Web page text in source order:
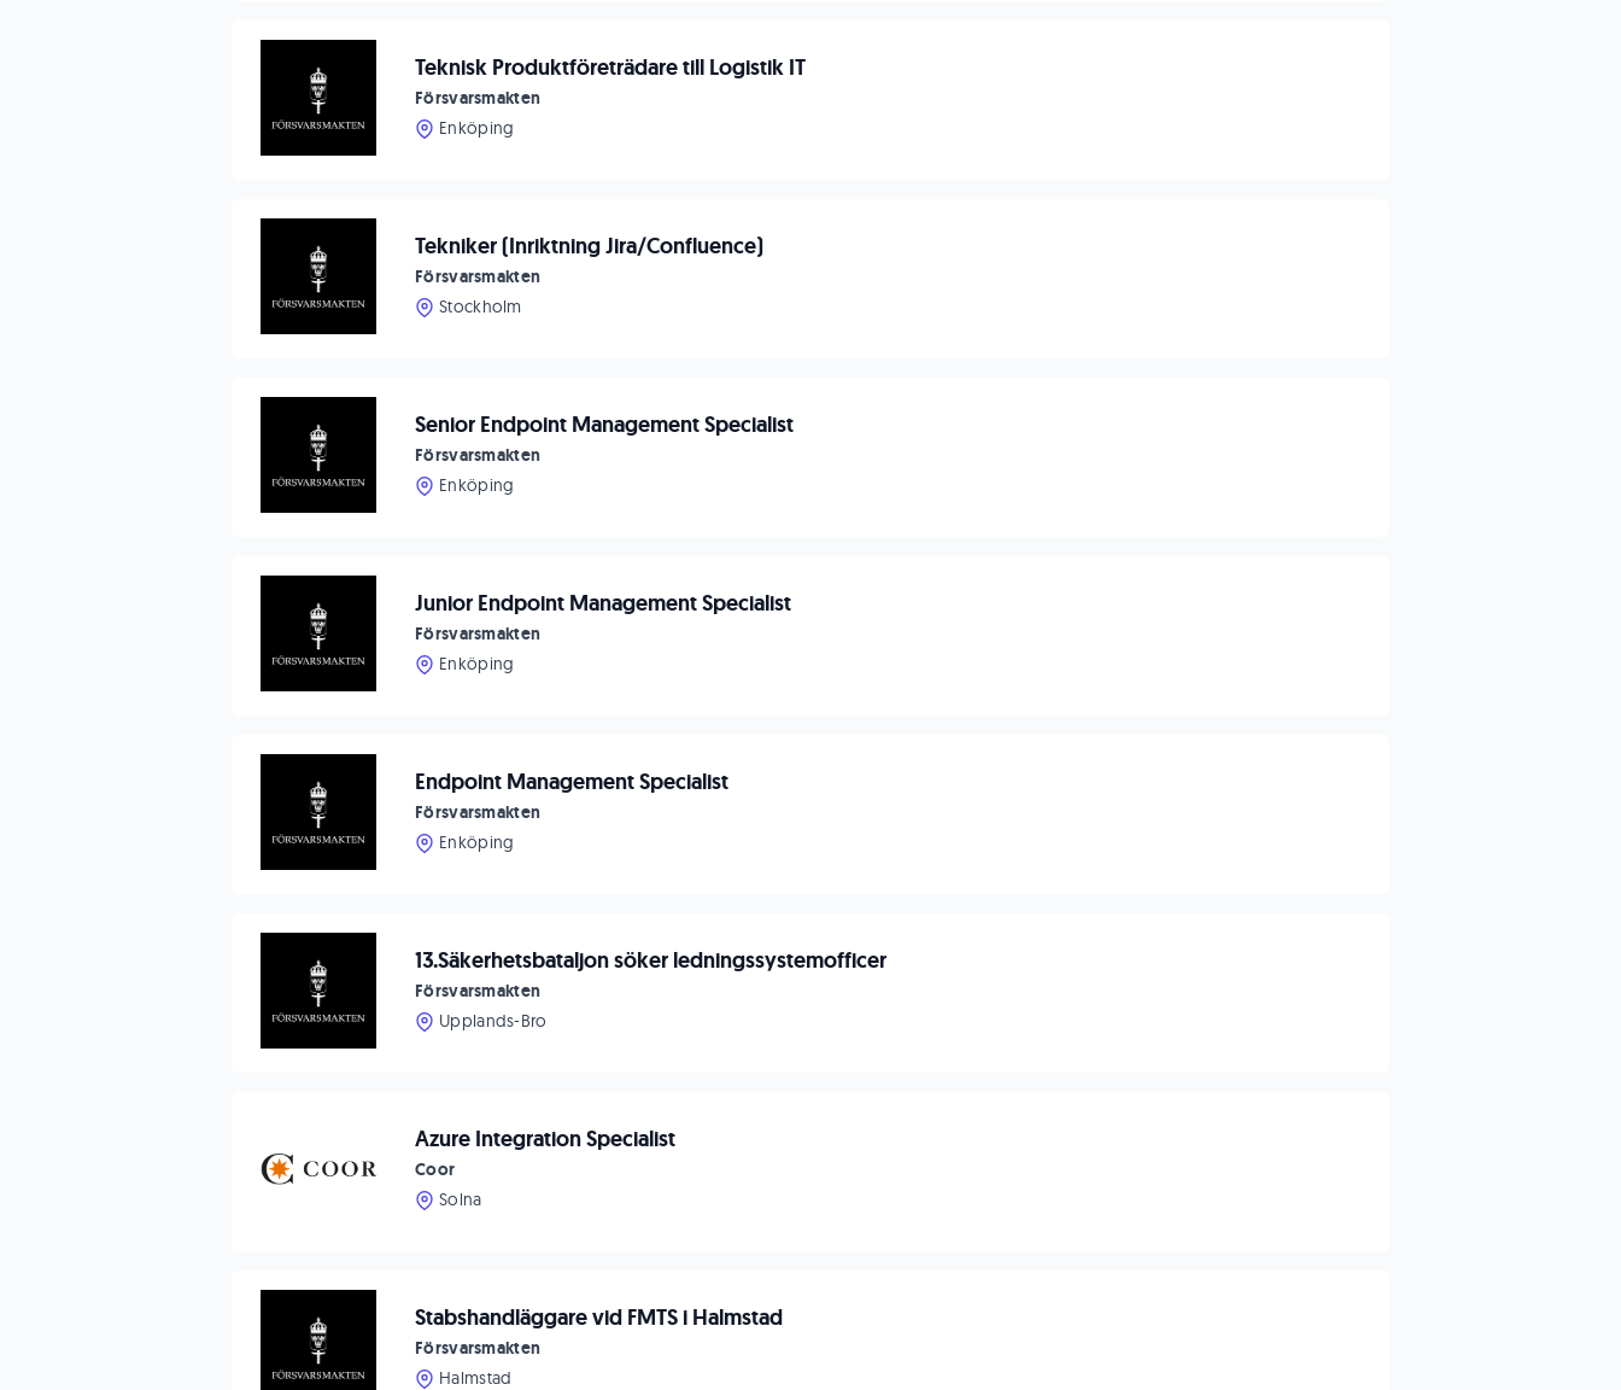
Teknisk Produktföreträdare till Logistik IT
Försvarsmakten
Enköping
Tekniker (Inriktning Jira/Confluence)
Försvarsmakten
Stockholm
Senior Endpoint Management Specialist
Försvarsmakten
Enköping
Junior Endpoint Management Specialist
Försvarsmakten
Enköping
Endpoint Management Specialist
Försvarsmakten
Enköping
13.Säkerhetsbataljon söker ledningssystemofficer
Försvarsmakten
Upplands-Bro
Azure Integration Specialist
Coor
Solna
Stabshandläggare vid FMTS i Halmstad
Försvarsmakten
Halmstad